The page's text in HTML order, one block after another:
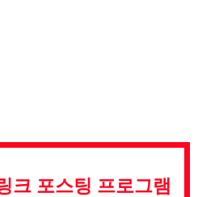
크 포스팅 프로그램